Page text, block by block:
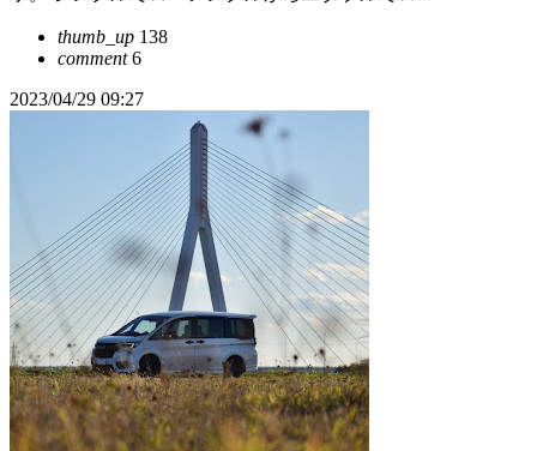
thumb_up 138
comment6
2023/04/29 09:27